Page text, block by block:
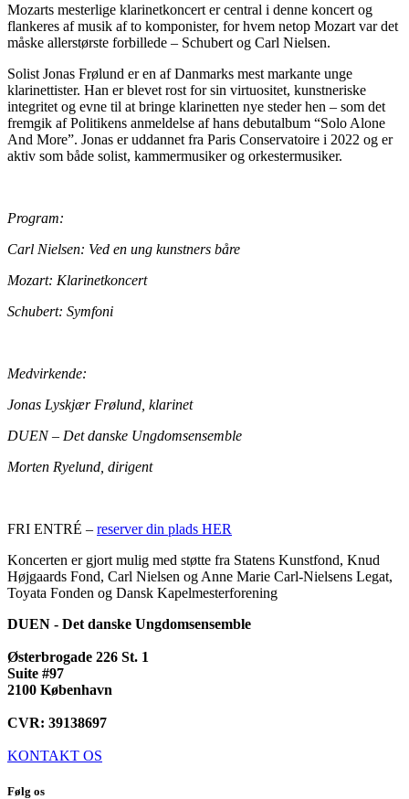
Mozarts mesterlige klarinetkoncert er central i denne koncert og
flankeres af musik af to komponister, for hvem netop Mozart var det
måske allerstørste forbillede – Schubert og Carl Nielsen.
Solist Jonas Frølund er en af Danmarks mest markante unge
klarinettister. Han er blevet rost for sin virtuositet, kunstneriske
integritet og evne til at bringe klarinetten nye steder hen – som det
fremgik af Politikens anmeldelse af hans debutalbum “Solo Alone
And More”. Jonas er uddannet fra Paris Conservatoire i 2022 og er
aktiv som både solist, kammermusiker og orkestermusiker.
Program:
Carl Nielsen: Ved en ung kunstners båre
Mozart: Klarinetkoncert
Schubert: Symfoni
Medvirkende:
Jonas Lyskjær Frølund, klarinet
DUEN – Det danske Ungdomsensemble
Morten Ryelund, dirigent
FRI ENTRÉ – reserver din plads HER
Koncerten er gjort mulig med støtte fra Statens Kunstfond, Knud
Højgaards Fond, Carl Nielsen og Anne Marie Carl-Nielsens Legat,
Toyata Fonden og Dansk Kapelmesterforening
DUEN - Det danske Ungdomsensemble
Østerbrogade 226 St. 1
Suite #97
2100 København
CVR: 39138697
KONTAKT OS
Følg os